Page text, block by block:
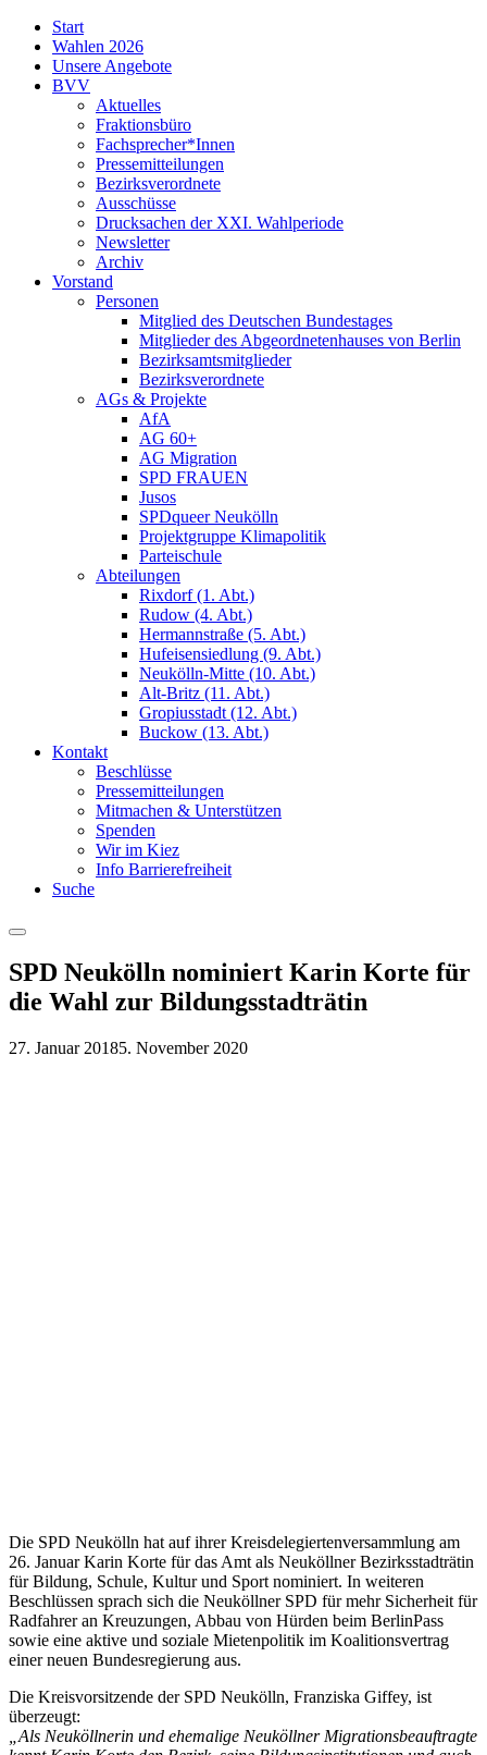
Start
Wahlen 2026
Unsere Angebote
BVV
Aktuelles
Fraktionsbüro
Fachsprecher*Innen
Pressemitteilungen
Bezirksverordnete
Ausschüsse
Drucksachen der XXI. Wahlperiode
Newsletter
Archiv
Vorstand
Personen
Mitglied des Deutschen Bundestages
Mitglieder des Abgeordnetenhauses von Berlin
Bezirksamtsmitglieder
Bezirksverordnete
AGs & Projekte
AfA
AG 60+
AG Migration
SPD FRAUEN
Jusos
SPDqueer Neukölln
Projektgruppe Klimapolitik
Parteischule
Abteilungen
Rixdorf (1. Abt.)
Rudow (4. Abt.)
Hermannstraße (5. Abt.)
Hufeisensiedlung (9. Abt.)
Neukölln-Mitte (10. Abt.)
Alt-Britz (11. Abt.)
Gropiusstadt (12. Abt.)
Buckow (13. Abt.)
Kontakt
Beschlüsse
Pressemitteilungen
Mitmachen & Unterstützen
Spenden
Wir im Kiez
Info Barrierefreiheit
Suche
Menu
SPD Neukölln nominiert Karin Korte für
die Wahl zur Bildungsstadträtin
27. Januar 20185. November 2020
Die SPD Neukölln hat auf ihrer Kreisdelegiertenversammlung am
26. Januar Karin Korte für das Amt als Neuköllner Bezirksstadträtin
für Bildung, Schule, Kultur und Sport nominiert. In weiteren
Beschlüssen sprach sich die Neuköllner SPD für mehr Sicherheit für
Radfahrer an Kreuzungen, Abbau von Hürden beim BerlinPass
sowie eine aktive und soziale Mietenpolitik im Koalitionsvertrag
einer neuen Bundesregierung aus.
Die Kreisvorsitzende der SPD Neukölln, Franziska Giffey, ist
überzeugt:
„Als Neuköllnerin und ehemalige Neuköllner Migrationsbeauftragte